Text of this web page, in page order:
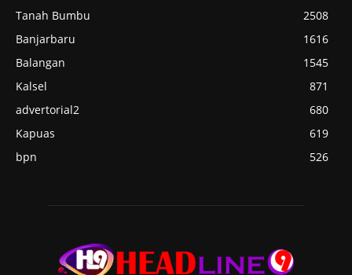
Tanah Bumbu
2508
Banjarbaru
1616
Balangan
1545
Kalsel
871
advertorial2
680
Kapuas
619
bpn
526